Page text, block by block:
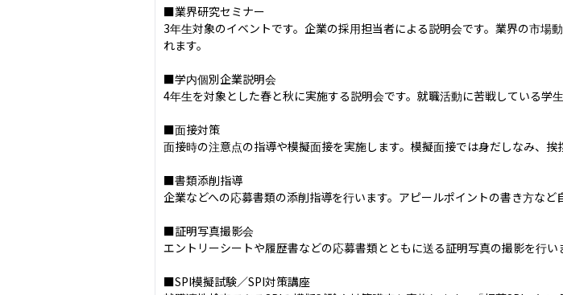
■業界研究セミナー
3年生対象のイベントです。企業の採用担当者による説明会です。業界の市場
れます。
■学内個別企業説明会
4年生を対象とした春と秋に実施する説明会です。就職活動に苦戦している学
■面接対策
面接時の注意点の指導や模擬面接を実施します。模擬面接では身だしなみ、挨
■書類添削指導
企業などへの応募書類の添削指導を行います。アピールポイントの書き方など
■証明写真撮影会
エントリーシートや履歴書などの応募書類とともに送る証明写真の撮影を行い
■SPI模擬試験／SPI対策講座